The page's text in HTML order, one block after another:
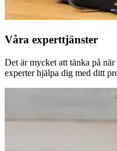
Våra experttjänster
Det är mycket att tänka på
experter hjälpa dig med ditt